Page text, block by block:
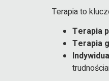
Terapia to
Terapia
Terapia